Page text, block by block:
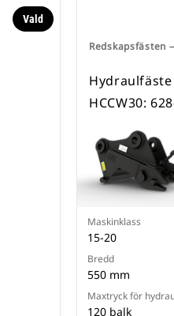
Vald
Redskapsfästen
Hydraulfäste
HCCW30:
Maskinklass
15-20
Bredd
550 mm
Maxtryck för
120 balk